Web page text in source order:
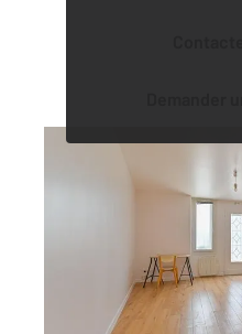
Demander
Appartement F1 à
235